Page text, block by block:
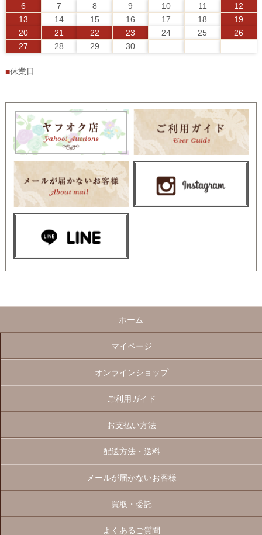
6
7 8 9 10 11
12
13
14 15 16 17 18
19
20
21 22 23 24 25
26
27
28 29 30
■休業日
ホーム
マイページ
オンラインショップ
ご利用ガイド
お支払い方法
配送方法・送料
メールが届かないお客様
買取・委託
よくあるご質問